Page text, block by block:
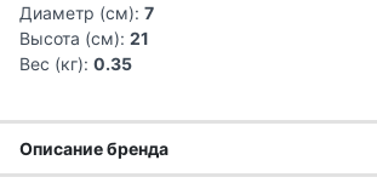
Диаметр (см): 7
Высота (см): 21
Вес (кг): 0.35
Описание бренда